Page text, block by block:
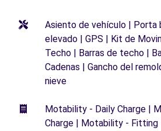
Asiento de vehículo |
elevado | GPS | Kit de
Techo | Barras de techo |
Cadenas | Gancho del
nieve
Motability - Daily Charge |
Charge | Motability -